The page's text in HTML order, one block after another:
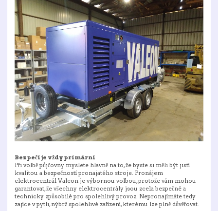
Bezpečí je vždy primární
Při volbě půjčovny myslete hlavně na to, že byste si měli být jistí
kvalitou a bezpečností pronajatého stroje. Pronájem
elektrocentrál Valeon je výbornou volbou, protože vám mohou
garantovat, že všechny elektrocentrály jsou zcela bezpečné a
technicky způsobilé pro spolehlivý provoz. Nepronajímáte tedy
zajíce v pytli, nýbrž spolehlivé zařízení, kterému lze plně důvěřovat.